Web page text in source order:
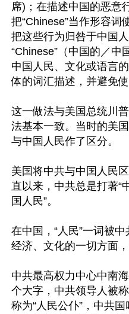
席)；在描述中国的恶意
把“Chinese”当作形容词
把这些行为归咎于中国
“Chinese”（中国的／中
中国人民、文化或语言
体的词汇描述，并避免使
这一做法与美国总统川
法基本一致。当时的美
与中国人民作了区分。
美国将中共与中国人民
直以来，中共总是打著“
国人民”。
在中国，“人民”一词被
经济、文化的一切方面，
中共最高权力中心中南
个大字，中共领导人被
称为“人民公仆”，中共